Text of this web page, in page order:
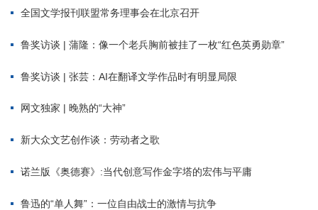
全国文学报刊联盟常务理事会在北京召开
鲁奖访谈 | 蒲隆：像一个老兵胸前被挂了一枚“红色英勇勋章”
鲁奖访谈 | 张芸：AI在翻译文学作品时有明显局限
网文独家 | 晚熟的“大神”
新大众文艺创作谈：劳动者之歌
诺兰版《奥德赛》:当代创意写作金字塔的宏伟与平庸
鲁迅的“单人舞”：一位自由战士的激情与抗争